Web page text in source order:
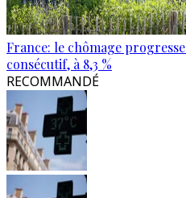
France: le chômage
consécutif, à 8,3 %
RECOMMANDÉ